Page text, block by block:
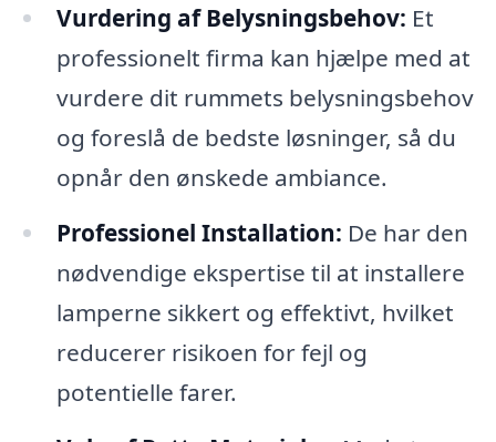
Vurdering af Belysningsbehov: Et
professionelt firma kan hjælpe med at
vurdere dit rummets belysningsbehov
og foreslå de bedste løsninger, så du
opnår den ønskede ambiance.
Professionel Installation: De har den
nødvendige ekspertise til at installere
lamperne sikkert og effektivt, hvilket
reducerer risikoen for fejl og
potentielle farer.